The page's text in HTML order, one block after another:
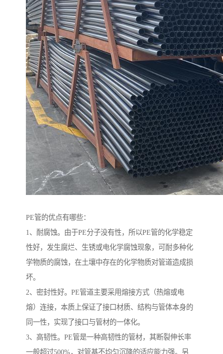
PE管的优点有哪些：
1、耐腐蚀。由于PE分子没有性，所以PE管的化学稳定
性好，发生腐烂、生锈或电化学腐蚀现象，可耐多种化
学物质的腐蚀，在土壤中存在的化学物质对管道造成损
坏。
2、密封性好。PE管道主要采用熔接方式（热熔或电
熔）连接，本质上保证了接口材质、结构与管体本身的
同一性，实现了接口与管材的一体化。
3、高韧性。PE管是一种高韧性的管材，其断裂伸长率
一般超过500%，对管基不均匀沉降的适应能力强。另